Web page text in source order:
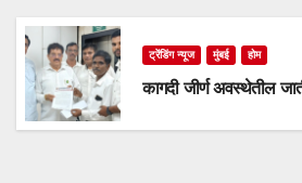
ट्रेंडिंग न्यूज मुंबई होम
कागदी जीर्ण अवस्थेतील